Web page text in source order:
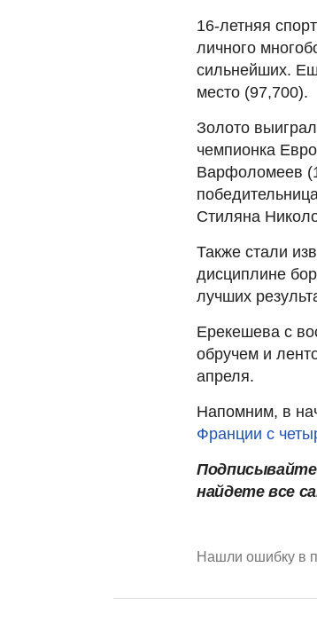
16-летняя
личного
сильнейших.
место (97,700).
Золото
чемпионка
Варфоломеев
Стиляна
Также стали
дисциплине
лучших
Ерекешева с
обручем и
апреля.
Напомним, в
Франции с
найдете все
Нашли ошибку в